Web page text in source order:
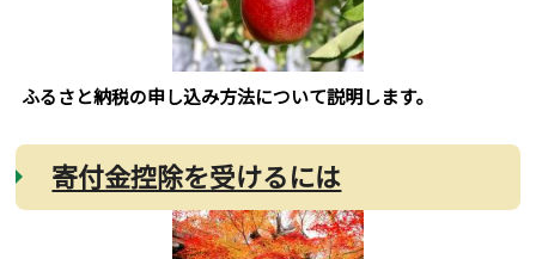
ふるさと納税の申し込み方法について説明します。
寄付金控除を受けるには